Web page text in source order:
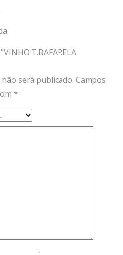
T.BAFARELA
será publicado. Campos
*